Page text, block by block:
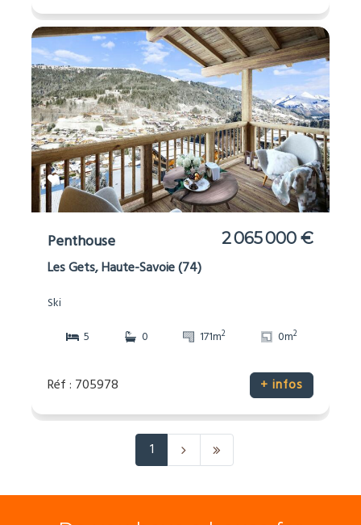
Penthouse 2 065 000 €
Les Gets, Haute-Savoie (74)
Ski
5
0 171m2 0m2
Réf : 705978 + infos
1